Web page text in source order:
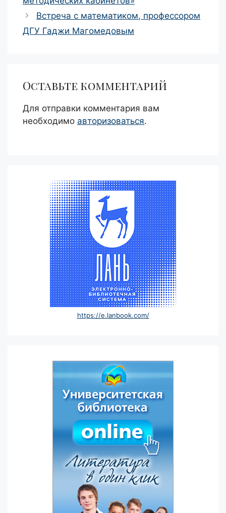
Встреча с математиком, профессором
ДГУ Гаджи Магомедовым
Оставьте комментарий
Для отправки комментария вам
необходимо авторизоваться.
https://e.lanbook.com/